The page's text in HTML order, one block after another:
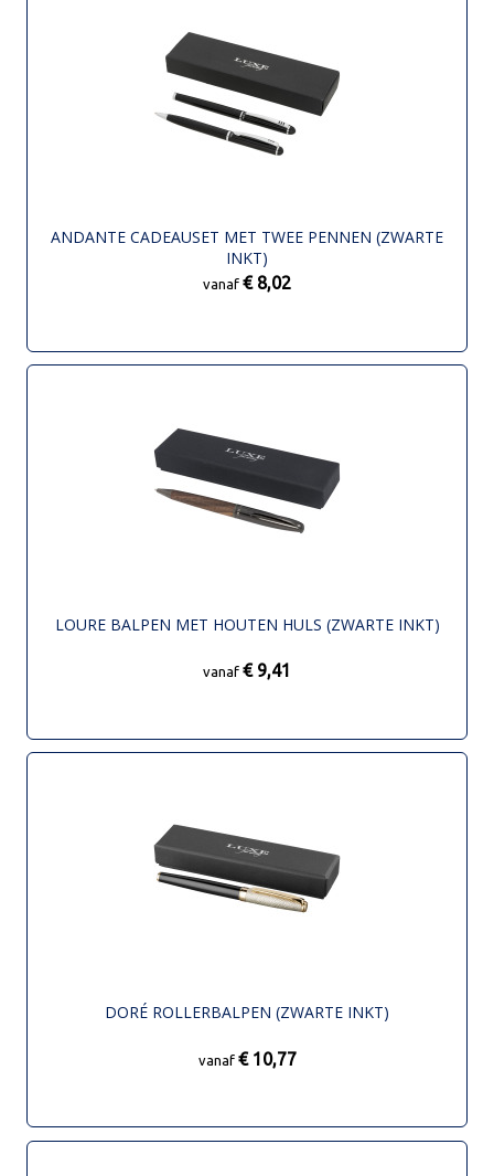
ANDANTE CADEAUSET MET TWEE PENNEN (ZWARTE
INKT)
vanaf € 8,02
LOURE BALPEN MET HOUTEN HULS (ZWARTE INKT)
vanaf € 9,41
DORÉ ROLLERBALPEN (ZWARTE INKT)
vanaf € 10,77